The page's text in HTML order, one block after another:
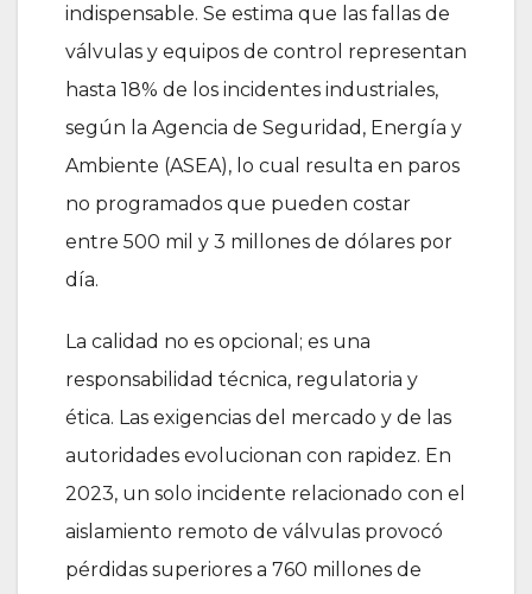
indispensable. Se estima que las fallas de
válvulas y equipos de control representan
hasta 18% de los incidentes industriales,
según la Agencia de Seguridad, Energía y
Ambiente (ASEA), lo cual resulta en paros
no programados que pueden costar
entre 500 mil y 3 millones de dólares por
día.
La calidad no es opcional; es una
responsabilidad técnica, regulatoria y
ética. Las exigencias del mercado y de las
autoridades evolucionan con rapidez. En
2023, un solo incidente relacionado con el
aislamiento remoto de válvulas provocó
pérdidas superiores a 760 millones de